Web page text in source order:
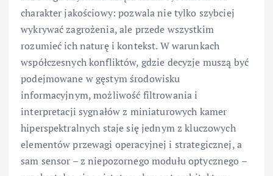
charakter jakościowy: pozwala nie tylko szybciej
wykrywać zagrożenia, ale przede wszystkim
rozumieć ich naturę i kontekst. W warunkach
współczesnych konfliktów, gdzie decyzje muszą być
podejmowane w gęstym środowisku
informacyjnym, możliwość filtrowania i
interpretacji sygnałów z miniaturowych kamer
hiperspektralnych staje się jednym z kluczowych
elementów przewagi operacyjnej i strategicznej, a
sam sensor – z niepozornego modułu optycznego –